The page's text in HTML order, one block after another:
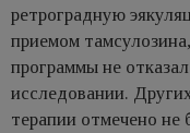
ретроградную
приемом
программы не
исследовании.
терапии отмечено